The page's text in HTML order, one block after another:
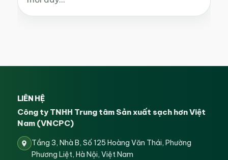
LIÊN HỆ
Công ty TNHH Trung tâm Sản xuất sạch hơn Việt
Nam (VNCPC)
Tầng 3, Nhà B, Số 125 Hoàng Văn Thái, Phường
Phương Liệt, Hà Nội, Việt Nam